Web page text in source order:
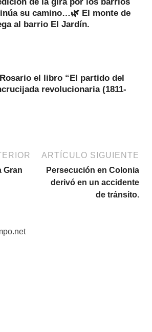
su camino…🌿 El monte de
al barrio El Jardín.
el libro “El partido del
revolucionaria (1811-
Gran
ARTÍCULO SIGUIENTE
Persecución en Colonia
derivó en un accidente
de tránsito.